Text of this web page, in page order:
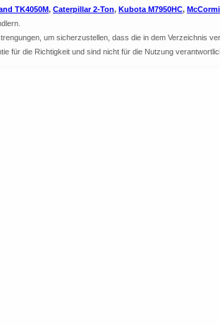
TK4050M, Caterpillar 2-Ton, Kubota M7950HC,
um sicherzustellen, dass die in dem Verzeichnis
für die Richtigkeit und sind nicht für die Nutzung